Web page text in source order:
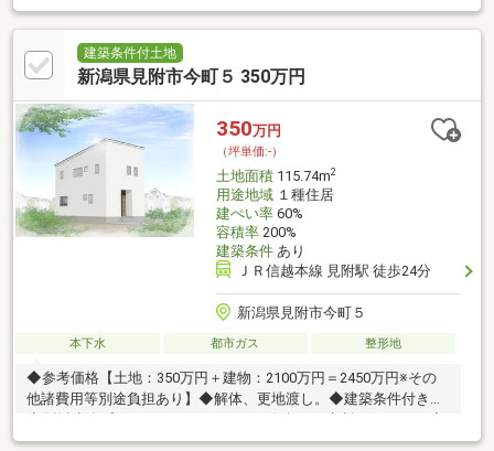
条件の1つに前面道路が6m以上あるところを入れてみては。経済
面での圧迫が相場より低く、その分心に余裕が生まれる960万円
の土地です。住宅や学校、病院に加えて、一般的な商業娯楽施
設、危険性や環境悪化のおそれのない工場などが建てられる準工
し、契約不適合責任免責、確定測量買主負担、境界線非明示
建築条件付土地
新潟県見附市今町５ 350万円
350万円
（坪単価:-）
土地面積115.74m2
用途地域１種住居
建ぺい率60%
容積率200%
建築条件あり
ＪＲ信越本線 見附駅 徒歩24分
新潟県見附市今町５
本下水 都市ガス 整形地
◆参考価格【土地：350万円＋建物：2100万円＝2450万円※その
他諸費用等別途負担あり】◆解体、更地渡し。◆建築条件付き。
確定測量及び分筆（合筆）の結果、面積が増減する場合がありま